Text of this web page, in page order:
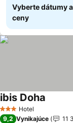
Vyberte dátumy
ceny
3 Počet hviezdičiek
Hotel
ibis Doha
9,2 Vynikajúce 11